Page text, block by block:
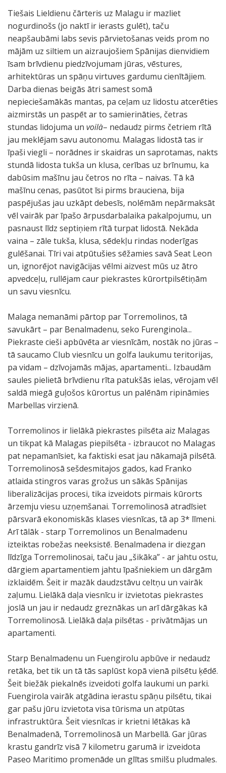
Tiešais Lieldienu čārteris uz Malagu ir mazliet
nogurdinošs (jo naktī ir ierasts gulēt), taču
neapšaubāmi labs sevis pārvietošanas veids prom no
mājām uz siltiem un aizraujošiem Spānijas dienvidiem
īsam brīvdienu piedzīvojumam jūras, vēstures,
arhitektūras un spāņu virtuves gardumu cienītājiem.
Darba dienas beigās ātri samest somā
nepieciešamākās mantas, pa ceļam uz lidostu atcerēties
aizmirstās un paspēt ar to samierināties, četras
stundas lidojuma un voilà– nedaudz pirms četriem rītā
jau meklējam savu autonomu. Malagas lidostā tas ir
īpaši viegli – norādnes ir skaidras un saprotamas, nakts
stundā lidosta tukša un klusa, cerības uz brīnumu, ka
dabūsim mašīnu jau četros no rīta – naivas. Tā kā
mašīnu cenas, pasūtot īsi pirms brauciena, bija
paspējušas jau uzkāpt debesīs, nolēmām nepārmaksāt
vēl vairāk par īpašo ārpusdarbalaika pakalpojumu, un
pasnaust līdz septiņiem rītā turpat lidostā. Nekāda
vaina – zāle tukša, klusa, sēdekļu rindas noderīgas
gulēšanai. Tīri vai atpūtušies sēžamies savā Seat Leon
un, ignorējot navigācijas vēlmi aizvest mūs uz ātro
apvedceļu, rullējam caur piekrastes kūrortpilsētiņām
un savu viesnīcu.
Malaga nemanāmi pārtop par Torremolinos, tā
savukārt – par Benalmadenu, seko Furenginola...
Piekraste cieši apbūvēta ar viesnīcām, nostāk no jūras –
tā saucamo Club viesnīcu un golfa laukumu teritorijas,
pa vidam – dzīvojamās mājas, apartamenti... Izbaudām
saules pielietā brīvdienu rīta patukšās ielas, vērojam vēl
saldā miegā guļošos kūrortus un palēnām ripināmies
Marbellas virzienā.
Torremolinos ir lielākā piekrastes pilsēta aiz Malagas
un tikpat kā Malagas piepilsēta - izbraucot no Malagas
pat nepamanīsiet, ka faktiski esat jau nākamajā pilsētā.
Torremolinosā sešdesmitajos gados, kad Franko
atlaida stingros varas grožus un sākās Spānijas
liberalizācijas procesi, tika izveidots pirmais kūrorts
ārzemju viesu uzņemšanai. Torremolinosā atradīsiet
pārsvarā ekonomiskās klases viesnīcas, tā ap 3* līmeni.
Arī tālāk - starp Torremolinos un Benalmadenu
izteiktas robežas neeksistē. Benalmadena ir diezgan
līdzīga Torremolinosai, taču jau „šikāka” - ar jahtu ostu,
dārgiem apartamentiem jahtu īpašniekiem un dārgām
izklaidēm. Šeit ir mazāk daudzstāvu celtņu un vairāk
zaļumu. Lielākā daļa viesnīcu ir izvietotas piekrastes
joslā un jau ir nedaudz greznākas un arī dārgākas kā
Torremolinosā. Lielākā daļa pilsētas - privātmājas un
apartamenti.
Starp Benalmadenu un Fuengirolu apbūve ir nedaudz
retāka, bet tik un tā tās saplūst kopā vienā pilsētu ķēdē.
Šeit biežāk piekalnēs izveidoti golfa laukumi un parki.
Fuengirola vairāk atgādina ierastu spāņu pilsētu, tikai
gar pašu jūru izvietota visa tūrisma un atpūtas
infrastruktūra. Šeit viesnīcas ir krietni lētākas kā
Benalmadenā, Torremolinosā un Marbellā. Gar jūras
krastu gandrīz visā 7 kilometru garumā ir izveidota
Paseo Maritimo promenāde un glītas smilšu pludmales.